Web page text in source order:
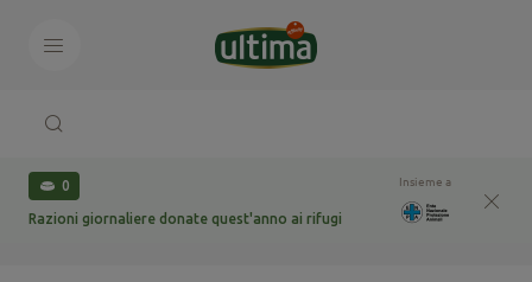
0
Razioni giornaliere donate quest'anno ai rifugi
Insieme a